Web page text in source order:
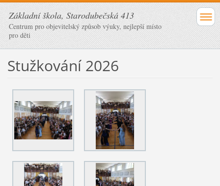
Základní škola, Starodubečská 413
Centrum pro objevitelský způsob výuky, nejlepší místo
pro děti
Stužkování 2026